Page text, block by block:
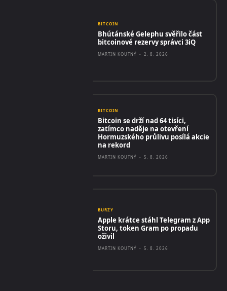
BITCOIN
Bhútánské Gelephu svěřilo část
bitcoinové rezervy správci 3iQ
MARTIN KOUTNÝ - 2. 8. 2026
BITCOIN
Bitcoin se drží nad 64 tisíci,
zatímco naděje na otevření
Hormuzského průlivu posílá akcie
na rekord
MARTIN KOUTNÝ - 5. 8. 2026
BURZY
Apple krátce stáhl Telegram z App
Storu, token Gram po propadu
oživil
MARTIN KOUTNÝ - 5. 8. 2026